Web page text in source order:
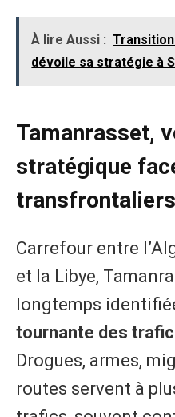
À lire Aussi :
dévoile sa stratégie à
Tamanrasset,
stratégique
transfrontaliers
Carrefour entre
et la Libye,
longtemps
tournante des
Drogues, armes,
routes servent à